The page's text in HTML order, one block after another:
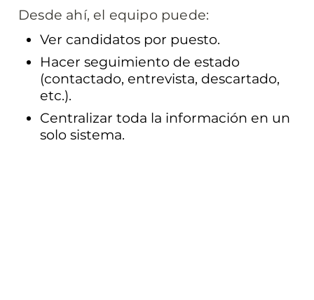
Desde ahí, el equipo puede:
Ver candidatos por puesto.
Hacer seguimiento de estado
(contactado, entrevista, descartado,
etc.).
Centralizar toda la información en un
solo sistema.